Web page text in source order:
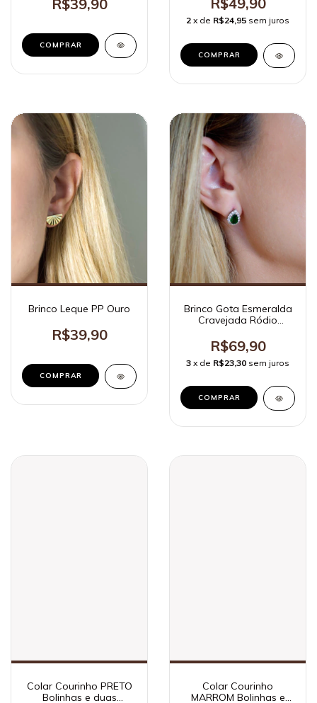
R$39,90
2 x de R$24,95 sem juros
Brinco Leque PP Ouro
R$39,90
Brinco Gota Esmeralda
Cravejada Ródio
R$69,90
3 x de R$23,30 sem juros
Colar Courinho PRETO
Bolinhas e duas
Colar Courinho
MARROM Bolinhas e